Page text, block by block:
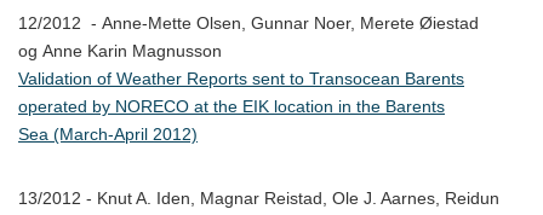
12/2012 - Anne-Mette Olsen, Gunnar Noer, Merete Øiestad
og Anne Karin Magnusson
Validation of Weather Reports sent to Transocean Barents
operated by NORECO at the EIK location in the Barents
Sea (March-April 2012)
13/2012 - Knut A. Iden, Magnar Reistad, Ole J. Aarnes, Reidun